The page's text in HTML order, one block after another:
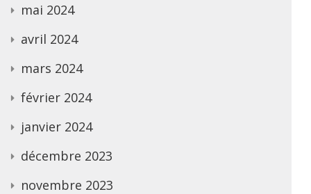
mai 2024
avril 2024
mars 2024
février 2024
janvier 2024
décembre 2023
novembre 2023